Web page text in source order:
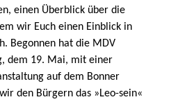
einen Überblick über die
wir Euch einen Einblick in
Begonnen hat die MDV
dem 19. Mai, mit einer
auf dem Bonner
den Bürgern das »Leo-sein«